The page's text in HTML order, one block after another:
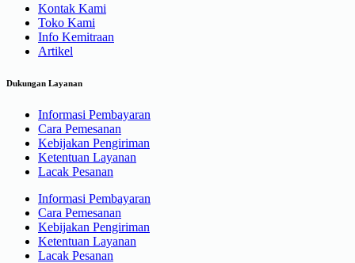
Kontak Kami
Toko Kami
Info Kemitraan
Artikel
Dukungan Layanan
Informasi Pembayaran
Cara Pemesanan
Kebijakan Pengiriman
Ketentuan Layanan
Lacak Pesanan
Informasi Pembayaran
Cara Pemesanan
Kebijakan Pengiriman
Ketentuan Layanan
Lacak Pesanan